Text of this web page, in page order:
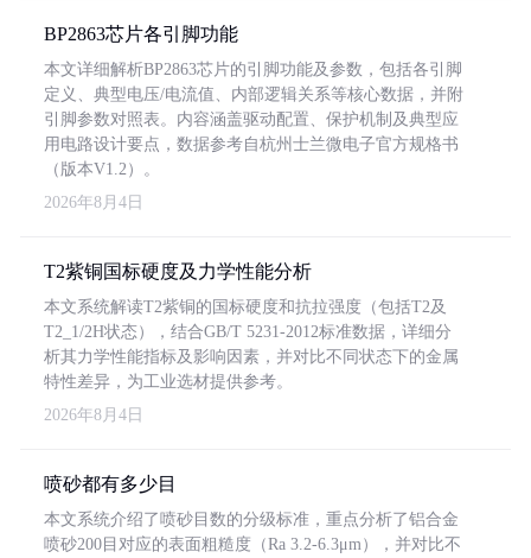
BP2863芯片各引脚功能
本文详细解析BP2863芯片的引脚功能及参数，包括各引脚
定义、典型电压/电流值、内部逻辑关系等核心数据，并附
引脚参数对照表。内容涵盖驱动配置、保护机制及典型应
用电路设计要点，数据参考自杭州士兰微电子官方规格书
（版本V1.2）。
2026年8月4日
T2紫铜国标硬度及力学性能分析
本文系统解读T2紫铜的国标硬度和抗拉强度（包括T2及
T2_1/2H状态），结合GB/T 5231-2012标准数据，详细分
析其力学性能指标及影响因素，并对比不同状态下的金属
特性差异，为工业选材提供参考。
2026年8月4日
喷砂都有多少目
本文系统介绍了喷砂目数的分级标准，重点分析了铝合金
喷砂200目对应的表面粗糙度（Ra 3.2-6.3μm），并对比不